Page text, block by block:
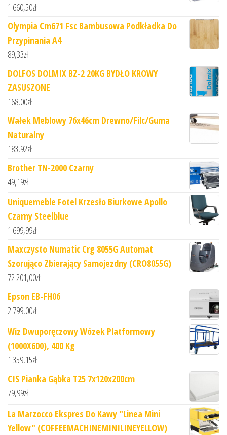
1 660,50zł
Olympia Cm671 Fsc Bambusowa Podkładka Do
Przypinania A4
89,33zł
DOLFOS DOLMIX BZ-2 20KG BYDŁO KROWY
ZASUSZONE
168,00zł
Wałek Meblowy 76x46cm Drewno/Filc/Guma
Naturalny
183,92zł
Brother TN-2000 Czarny
49,19zł
Uniquemeble Fotel Krzesło Biurkowe Apollo
Czarny Steelblue
1 699,99zł
Maxczysto Numatic Crg 8055G Automat
Szorująco Zbierający Samojezdny (CRO8055G)
72 201,00zł
Epson EB-FH06
2 799,00zł
Wiz Dwuporęczowy Wózek Platformowy
(1000X600), 400 Kg
1 359,15zł
CIS Pianka Gąbka T25 7x120x200cm
79,99zł
La Marzocco Ekspres Do Kawy "Linea Mini
Yellow" (COFFEEMACHINEMINILINEYELLOW)